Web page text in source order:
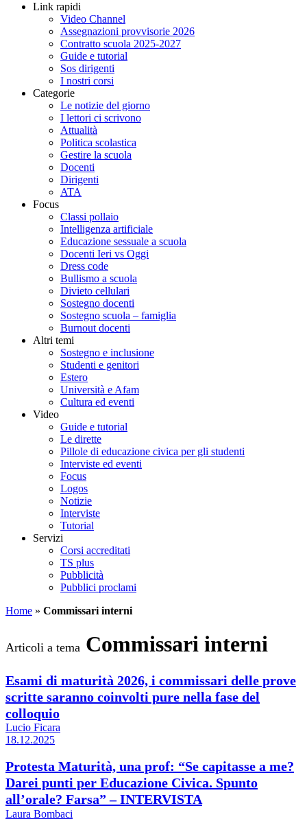
Link rapidi
Video Channel
Assegnazioni provvisorie 2026
Contratto scuola 2025-2027
Guide e tutorial
Sos dirigenti
I nostri corsi
Categorie
Le notizie del giorno
I lettori ci scrivono
Attualità
Politica scolastica
Gestire la scuola
Docenti
Dirigenti
ATA
Focus
Classi pollaio
Intelligenza artificiale
Educazione sessuale a scuola
Docenti Ieri vs Oggi
Dress code
Bullismo a scuola
Divieto cellulari
Sostegno docenti
Sostegno scuola – famiglia
Burnout docenti
Altri temi
Sostegno e inclusione
Studenti e genitori
Estero
Università e Afam
Cultura ed eventi
Video
Guide e tutorial
Le dirette
Pillole di educazione civica per gli studenti
Interviste ed eventi
Focus
Logos
Notizie
Interviste
Tutorial
Servizi
Corsi accreditati
TS plus
Pubblicità
Pubblici proclami
Home » Commissari interni
Articoli a tema Commissari interni
Esami di maturità 2026, i commissari delle prove
scritte saranno coinvolti pure nella fase del
colloquio
Lucio Ficara
18.12.2025
Protesta Maturità, una prof: “Se capitasse a me?
Darei punti per Educazione Civica. Spunto
all’orale? Farsa” – INTERVISTA
Laura Bombaci